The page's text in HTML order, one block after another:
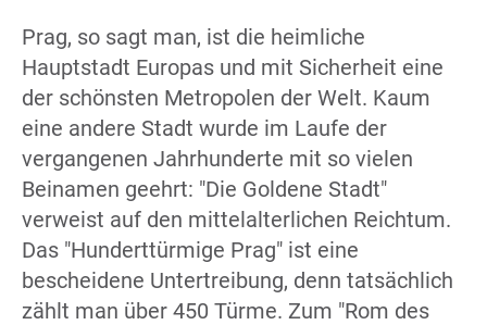
Prag, so sagt man, ist die heimliche
Hauptstadt Europas und mit Sicherheit eine
der schönsten Metropolen der Welt. Kaum
eine andere Stadt wurde im Laufe der
vergangenen Jahrhunderte mit so vielen
Beinamen geehrt: "Die Goldene Stadt"
verweist auf den mittelalterlichen Reichtum.
Das "Hunderttürmige Prag" ist eine
bescheidene Untertreibung, denn tatsächlich
zählt man über 450 Türme. Zum "Rom des